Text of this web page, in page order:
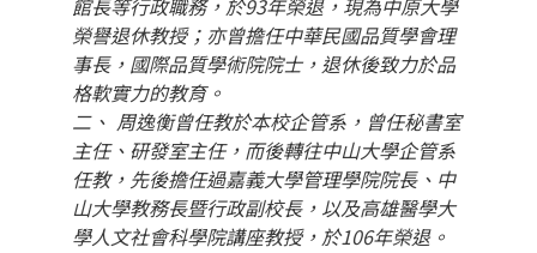
館長等行政職務，於93年榮退，現為中原大學
榮譽退休教授；亦曾擔任中華民國品質學會理
事長，國際品質學術院院士，退休後致力於品
格軟實力的教育。
二、 周逸衡曾任教於本校企管系，曾任秘書室
主任、研發室主任，而後轉往中山大學企管系
任教，先後擔任過嘉義大學管理學院院長、中
山大學教務長暨行政副校長，以及高雄醫學大
學人文社會科學院講座教授，於106年榮退。